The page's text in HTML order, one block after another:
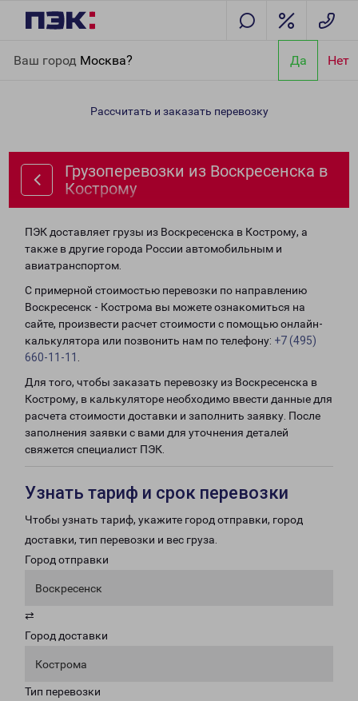
Ваш город Москва? Да Нет
Кострому
Рассчитать и заказать перевозку
Грузоперевозки из Воскресенска в
Кострому
ПЭК доставляет грузы из Воскресенска в Кострому, а
также в другие города России автомобильным и
авиатранспортом.
С примерной стоимостью перевозки по направлению
Воскресенск - Кострома вы можете ознакомиться на
сайте, произвести расчет стоимости с помощью онлайн-
калькулятора или позвонить нам по телефону: +7 (495)
660-11-11
Для того, чтобы заказать перевозку из Воскресенска в
Кострому, в калькуляторе необходимо ввести данные для
расчета стоимости доставки и заполнить заявку. После
заполнения заявки с вами для уточнения деталей
свяжется специалист ПЭК.
Узнать тариф и срок перевозки
Чтобы узнать тариф, укажите город отправки, город
доставки, тип перевозки и вес груза.
Город отправки
Воскресенск
⇄
Город доставки
Кострома
Тип перевозки